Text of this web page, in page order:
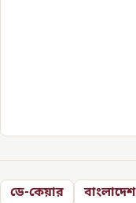
ডে-কেয়ার বাংলাদেশ